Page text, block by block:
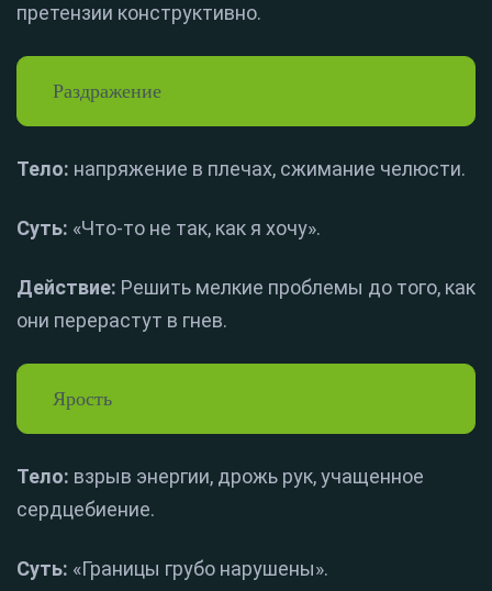
претензии конструктивно.
Раздражение
Тело: напряжение в плечах, сжимание челюсти.
Суть: «Что-то не так, как я хочу».
Действие: Решить мелкие проблемы до того, как
они перерастут в гнев.
Ярость
Тело: взрыв энергии, дрожь рук, учащенное
сердцебиение.
Суть: «Границы грубо нарушены».